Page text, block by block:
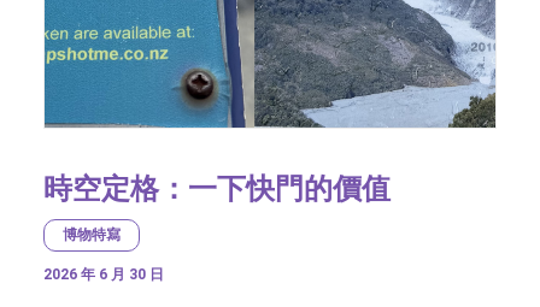
時空定格：一下快門的價值
博物特寫
2026 年 6 月 30 日